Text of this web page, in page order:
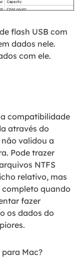
flash USB com
dados nele.
com ele.
compatibilidade
através do
validou a
Pode trazer
NTFS
relativo, mas
completo quando
fazer
os dados do
para Mac?